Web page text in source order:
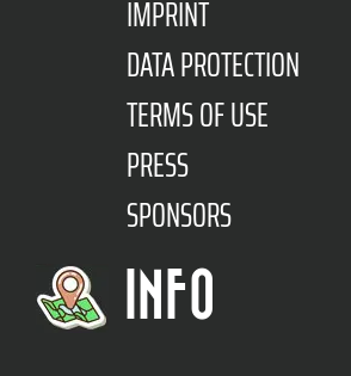
IMPRINT
DATA PROTECTION
TERMS OF USE
PRESS
SPONSORS
INFO